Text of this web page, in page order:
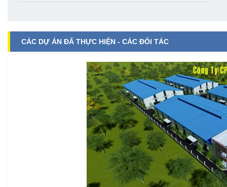
CÁC DỰ ÁN ĐÃ THỰC HIỆN - CÁC ĐỐI TÁC